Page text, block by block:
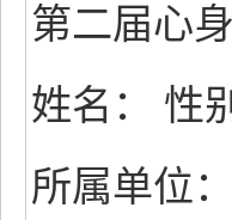
第二届心
姓名： 性
所属单位